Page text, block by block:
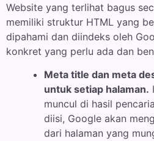
Website yang terlihat bagus
memiliki struktur HTML yang
dipahami dan diindeks oleh
konkret yang perlu ada dan
Meta title dan meta
untuk setiap halaman.
muncul di hasil
diisi, Google akan
dari halaman yang